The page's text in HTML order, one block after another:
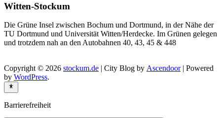
Witten-Stockum
Die Grüne Insel zwischen Bochum und Dortmund, in der Nähe der
TU Dortmund und Universität Witten/Herdecke. Im Grünen gelegen
und trotzdem nah an den Autobahnen 40, 43, 45 & 448
Copyright © 2026 stockum.de | City Blog by Ascendoor| Powered
by WordPress.
Barrierefreiheit